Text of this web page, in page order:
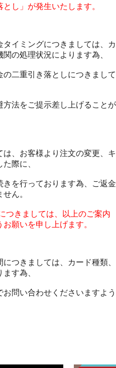
し」が発生いたします。
イミングにつきましては、カ
の処理状況によります為、
二重引き落としにつきまして
法をご提示差し上げることが
、お客様より注文の変更、キ
際に、
を行っております為、ご返金
ん。
つきましては、以上のご案内
願いを申し上げます。
つきましては、カード種類、
す為、
問い合わせくださいますよう